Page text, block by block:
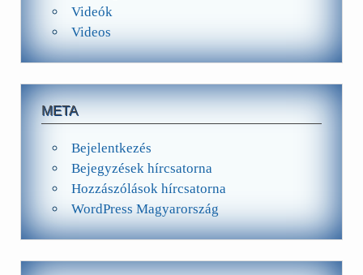
Videók
Videos
META
Bejelentkezés
Bejegyzések hírcsatorna
Hozzászólások hírcsatorna
WordPress Magyarország